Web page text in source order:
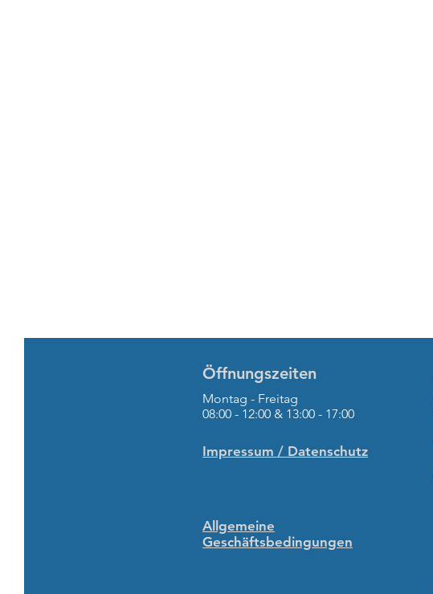
Öffnungszeiten
Montag - Freitag
08:00 - 12:00 & 13:00 - 17:00
Impressum / Datenschutz
Allgemeine
Geschäftsbedingungen